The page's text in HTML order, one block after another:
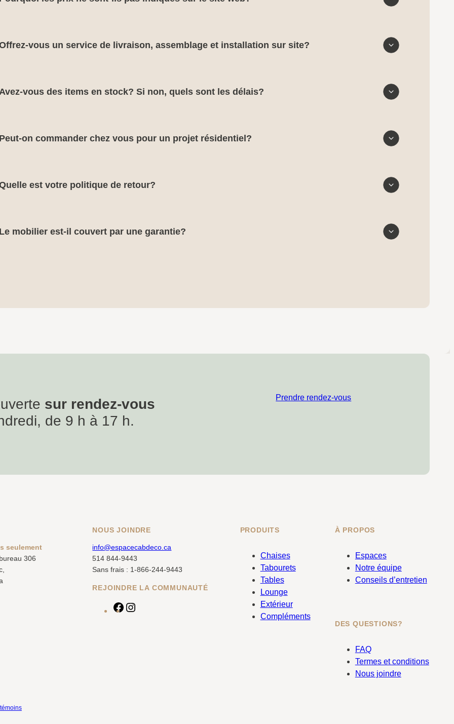
vous un service de livraison, assemblage et installation sur site?
Avez-vous des items en stock? Si non, quels sont les délais?
Peut-on commander chez vous pour un projet résidentiel?
est votre politique de retour?
Le mobilier est-il couvert par une garantie?
sur rendez-vous
de 9 h à 17 h.
Prendre rendez-vous
seulement
306
NOUS JOINDRE
info@espacecabdeco.ca
514 844-9443
Sans frais : 1-866-244-9443
REJOINDRE LA COMMUNAUTÉ
F
PRODUITS
Chaises
Tabourets
Tables
Lounge
Extérieur
Compléments
À PROPOS
Espaces
Notre équipe
Conseils d’entretien
DES QUESTIONS?
FAQ
Termes et conditions
Nous joindre